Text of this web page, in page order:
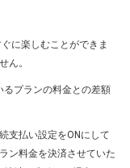
に楽しむことができま
ん。
るプランの料金との差額
支払い設定をONにして
ン料金を決済させていた